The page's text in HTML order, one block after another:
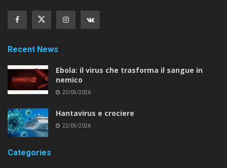
Recent News
Ebola: il virus che trasforma il sangue in
nemico
22/05/2026
Hantavirus e crociere
22/05/2026
Categories